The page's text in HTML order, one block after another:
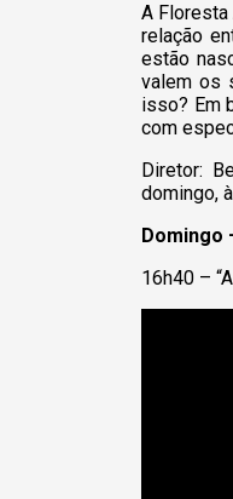
A
relação
estão
valem os
isso? Em
com
Diretor:
domingo,
Domingo
16h40 – “